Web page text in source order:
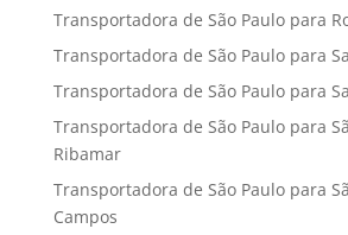
Transportadora de São Paulo para
Transportadora de São Paulo para
Transportadora de São Paulo para
Transportadora de São Paulo para
Ribamar
Transportadora de São Paulo para
Campos